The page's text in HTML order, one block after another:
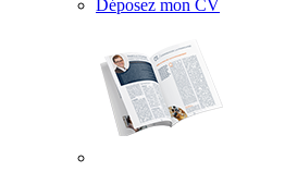
Déposez mon CV